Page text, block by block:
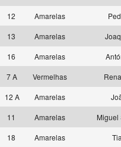
12 Amarelas
13 Amarelas
16 Amarelas
7 A Vermelhas
12 A Amarelas
11 Amarelas
Miguel
18 Amarelas